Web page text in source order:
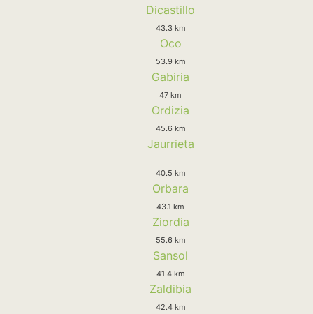
Dicastillo
43.3 km
Oco
53.9 km
Gabiria
47 km
Ordizia
45.6 km
Jaurrieta
40.5 km
Orbara
43.1 km
Ziordia
55.6 km
Sansol
41.4 km
Zaldibia
42.4 km